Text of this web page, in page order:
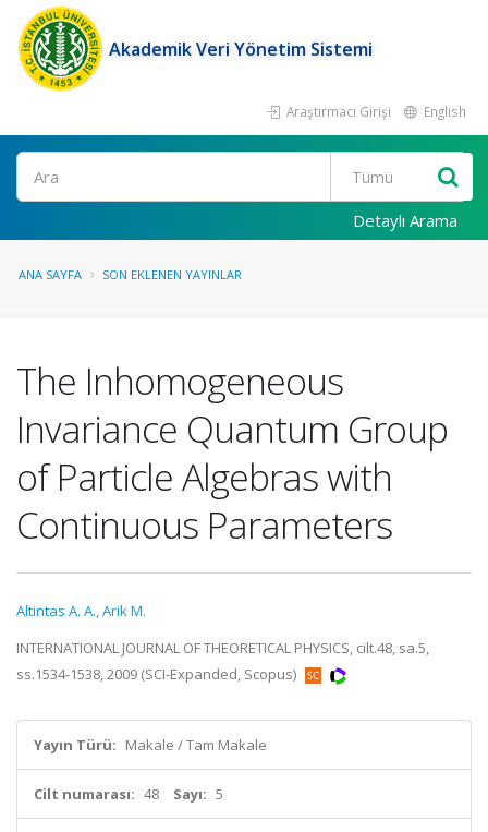
Akademik Veri Yönetim Sistemi
Araştırmacı Girişi English
Ara
Detaylı Arama
ANA SAYFA SON EKLENEN YAYINLAR
The Inhomogeneous
Invariance Quantum Group
of Particle Algebras with
Continuous Parameters
Altintas A. A.,Arik M.
INTERNATIONAL JOURNAL OF THEORETICAL PHYSICS, cilt.48, sa.5,
ss.1534-1538, 2009 (SCI-Expanded, Scopus)
Yayın Türü: Makale / Tam Makale
Cilt numarası: 48 Sayı: 5